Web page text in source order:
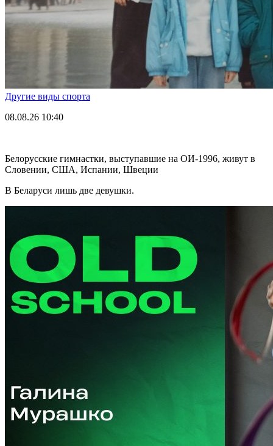
Другие виды спорта
08.08.26 10:40
Белорусские гимнастки, выступавшие на ОИ-1996, живут в
Словении, США, Испании, Швеции
В Беларуси лишь две девушки.